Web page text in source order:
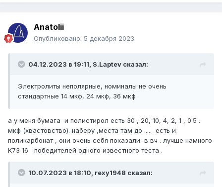
Anatolii
Опубликовано: 5 декабря 2023
04.12.2023 в 19:11, S.Laptev сказал:
Электролиты неполярные, номиналы не очень
стандартные 14 мкф, 24 мкф, 36 мкф
а у меня бумага и полистирол есть 30 , 20, 10, 4, 2, 1 , 0.5 .
мкф (хвастовство). наберу ,места там до ..... есть и
поликарбонат , они очень себя показали в вч . лучше намного
К73 16 победителей одного известного теста .
10.07.2023 в 18:10, rexy1948 сказал: